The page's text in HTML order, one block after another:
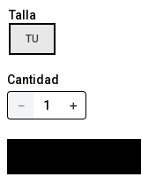
Talla
TU
Cantidad
＋
－